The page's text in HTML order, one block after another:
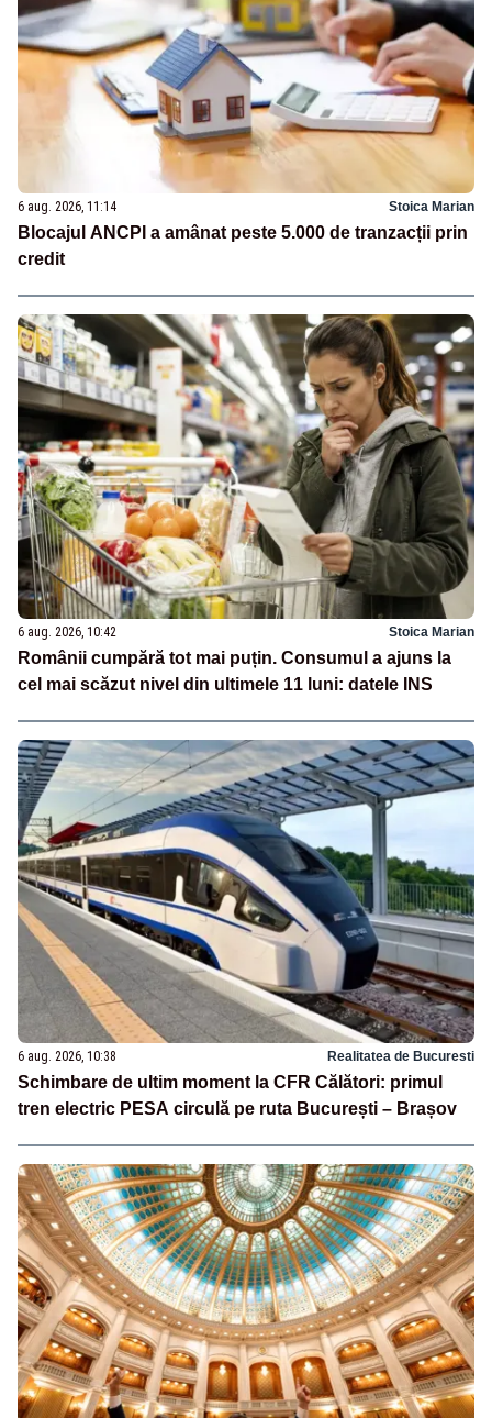
6 aug. 2026, 11:14 Stoica Marian
Blocajul ANCPI a amânat peste 5.000 de tranzacții prin
credit
6 aug. 2026, 10:42 Stoica Marian
Românii cumpără tot mai puțin. Consumul a ajuns la
cel mai scăzut nivel din ultimele 11 luni: datele INS
6 aug. 2026, 10:38 Realitatea de Bucuresti
Schimbare de ultim moment la CFR Călători: primul
tren electric PESA circulă pe ruta București – Brașov